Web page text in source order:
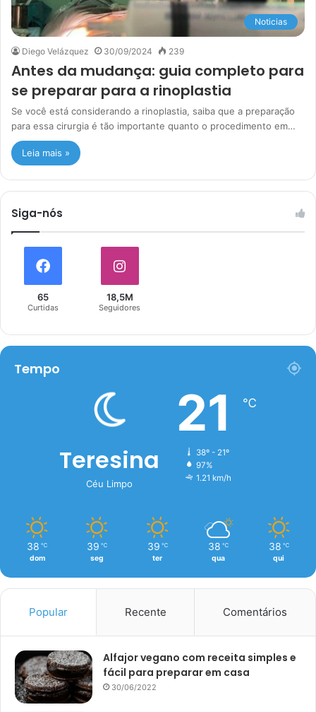
Noticias
Diego Velázquez 30/09/2024 239
Antes da mudança: guia completo para
se preparar para a rinoplastia
Se você está considerando a rinoplastia, saiba que a preparação
para essa cirurgia é tão importante quanto o procedimento em…
Leia mais »
Siga-nós
65
Curtidas
18,5M
Seguidores
Tempo
Teresina
Céu Limpo
21 ℃
38º - 21º
97%
1.21 km/h
38 ℃
dom
39 ℃
seg
39 ℃
ter
38 ℃
qua
38 ℃
qui
Popular Recente Comentários
Alfajor vegano com receita simples e
fácil para preparar em casa
30/06/2022